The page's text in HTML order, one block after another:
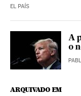
EL PAÍS
A
o
ARQUIVADO EM